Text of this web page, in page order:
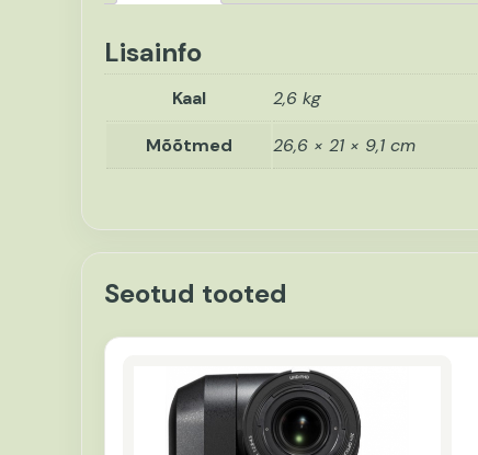
Lisainfo
Kaal 2,6 kg
Mõõtmed 26,6 × 21 × 9,1 cm
Seotud tooted